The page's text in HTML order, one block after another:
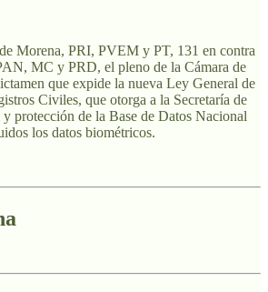
Morena, PRI, PVEM y PT, 131 en contra
MC y PRD, el pleno de la Cámara de
que expide la nueva Ley General de
Civiles, que otorga a la Secretaría de
protección de la Base de Datos Nacional
los datos biométricos.